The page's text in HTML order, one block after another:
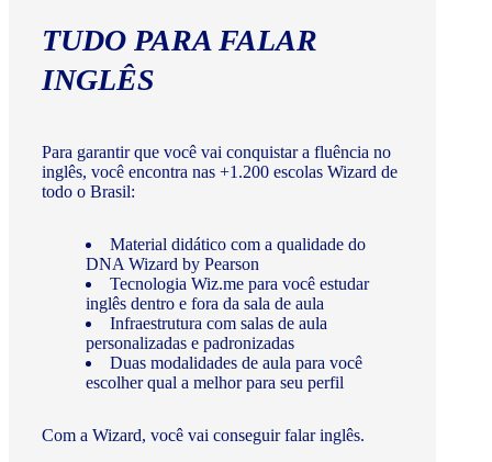
TUDO PARA FALAR
INGLÊS
Para garantir que você vai conquistar a fluência no
inglês, você encontra nas +1.200 escolas Wizard de
todo o Brasil:
Material didático com a qualidade do
DNA Wizard by Pearson
Tecnologia Wiz.me para você estudar
inglês dentro e fora da sala de aula
Infraestrutura com salas de aula
personalizadas e padronizadas
Duas modalidades de aula para você
escolher qual a melhor para seu perfil
Com a Wizard, você vai conseguir falar inglês.